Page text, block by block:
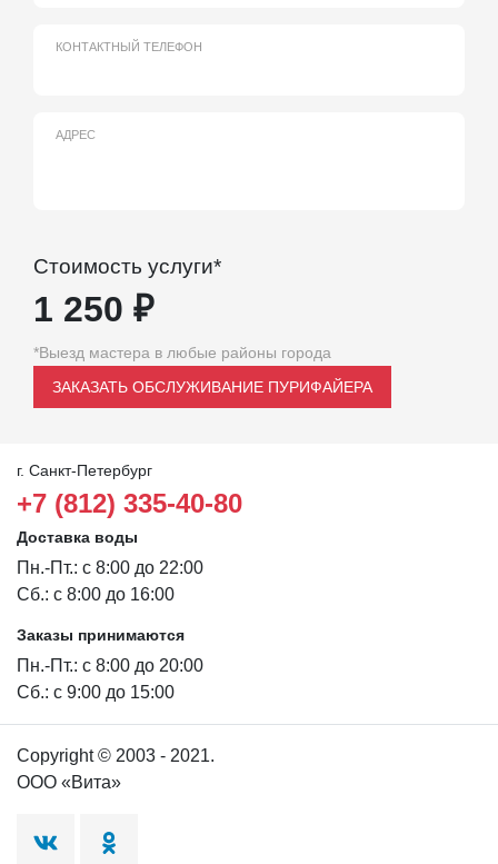
КОНТАКТНЫЙ ТЕЛЕФОН
АДРЕС
Стоимость услуги*
1 250 ₽
*Выезд мастера в любые районы города
ЗАКАЗАТЬ ОБСЛУЖИВАНИЕ ПУРИФАЙЕРА
г. Санкт-Петербург
+7 (812) 335-40-80
Доставка воды
Пн.-Пт.: с 8:00 до 22:00
Сб.: с 8:00 до 16:00
Заказы принимаются
Пн.-Пт.: с 8:00 до 20:00
Сб.: с 9:00 до 15:00
Copyright © 2003 - 2021.
ООО «Вита»